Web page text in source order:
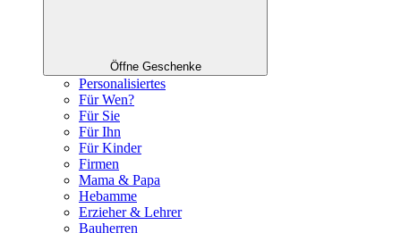
Öffne Geschenke
Personalisiertes
Für Wen?
Für Sie
Für Ihn
Für Kinder
Firmen
Mama & Papa
Hebamme
Erzieher & Lehrer
Bauherren